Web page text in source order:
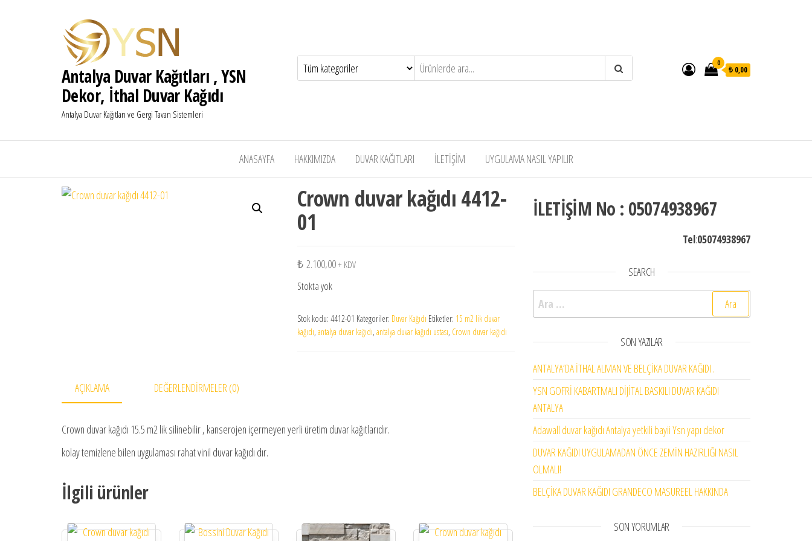
Antalya Duvar Kağıtları , YSN
Dekor, İthal Duvar Kağıdı
Antalya Duvar Kağıtları ve Gergi Tavan Sistemleri
0
₺ 0,00
ANASAYFA HAKKIMIZDA DUVAR KAĞITLARI İLETİŞİM UYGULAMA NASIL YAPILIR
Crown duvar kağıdı 4412-
01
₺ 2.100,00 + KDV
Stokta yok
Stok kodu: 4412-01 Kategoriler: Duvar Kağıdı Etiketler: 15 m2 lik duvar
kağıdı, antalya duvar kağıdı, antalya duvar kağıdı ustası, Crown duvar kağıdı
AÇIKLAMA DEĞERLENDIRMELER (0)
Crown duvar kağıdı 15.5 m2 lik silinebilir , kanserojen içermeyen yerli üretim duvar kağıtlarıdır.
kolay temizlene bilen uygulaması rahat vinil duvar kağıdı dır.
İlgili ürünler
İLETİŞİM No : 05074938967
Tel:05074938967
SEARCH
Arama:
SON YAZILAR
ANTALYA’DA İTHAL ALMAN VE BELÇİKA DUVAR KAĞIDI .
YSN GOFRİ KABARTMALI DİJİTAL BASKILI DUVAR KAĞIDI
ANTALYA
Adawall duvar kağıdı Antalya yetkili bayii Ysn yapı dekor
DUVAR KAĞIDI UYGULAMADAN ÖNCE ZEMİN HAZIRLIĞI NASIL
OLMALI!
BELÇİKA DUVAR KAĞIDI GRANDECO MASUREEL HAKKINDA
SON YORUMLAR